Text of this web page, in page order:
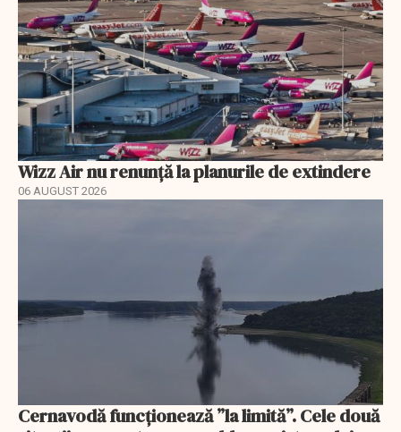
Wizz Air nu renunță la planurile de extindere
06 AUGUST 2026
Cernavodă funcționează ”la limită”. Cele două